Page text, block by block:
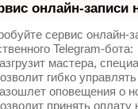
онлайн-записи
сервис онлайн-
Telegram-бота:
мастера,
гибко управлять
оповещения о
принять оплату